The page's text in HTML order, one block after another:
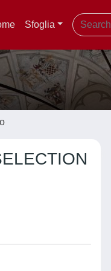
Sfoglia